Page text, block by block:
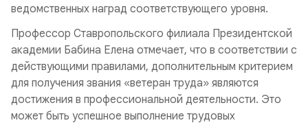
ведомственных наград соответствующего уровня.
Профессор Ставропольского филиала Президентской
академии Бабина Елена отмечает, что в соответствии с
действующими правилами, дополнительным критерием
для получения звания «ветеран труда» являются
достижения в профессиональной деятельности. Это
может быть успешное выполнение трудовых